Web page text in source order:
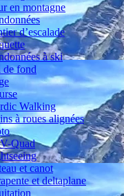
en montagne
d’escalade
à ski
de fond
Walking
à roues alignées
Quad
et canot
et deltaplane